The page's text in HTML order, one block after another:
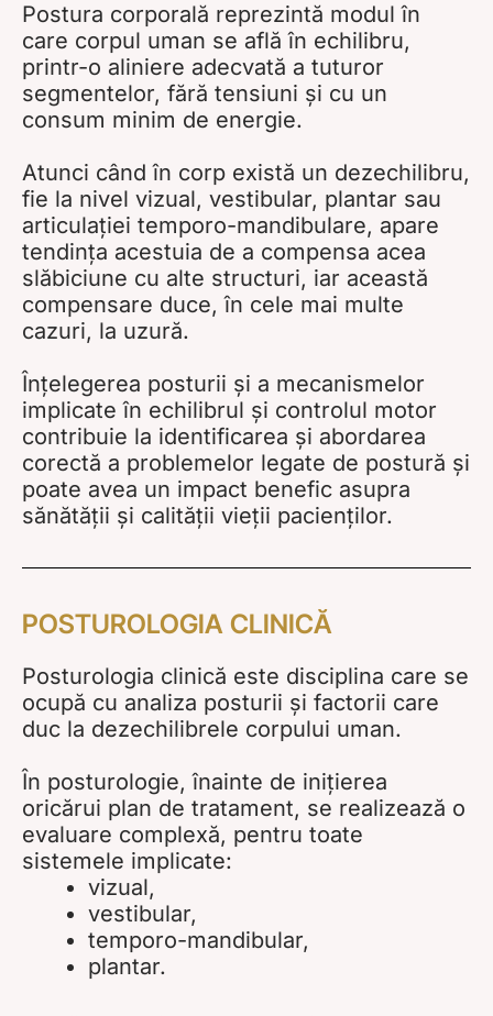
Postura corporală reprezintă modul în
care corpul uman se află în echilibru,
printr-o aliniere adecvată a tuturor
segmentelor, fără tensiuni și cu un
consum minim de energie.
Atunci când în corp există un dezechilibru,
fie la nivel vizual, vestibular, plantar sau
articulației temporo-mandibulare, apare
tendința acestuia de a compensa acea
slăbiciune cu alte structuri, iar această
compensare duce, în cele mai multe
cazuri, la uzură.
Înțelegerea posturii și a mecanismelor
implicate în echilibrul și controlul motor
contribuie la identificarea și abordarea
corectă a problemelor legate de postură și
poate avea un impact benefic asupra
sănătății și calității vieții pacienților.
POSTUROLOGIA CLINICĂ
Posturologia clinică este disciplina care se
ocupă cu analiza posturii și factorii care
duc la dezechilibrele corpului uman.
În posturologie, înainte de inițierea
oricărui plan de tratament, se realizează o
evaluare complexă, pentru toate
sistemele implicate:
vizual,
vestibular,
temporo-mandibular,
plantar.